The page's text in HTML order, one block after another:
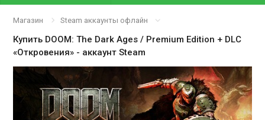
Магазин Steam аккаунты офлайн
Купить DOOM: The Dark Ages / Premium Edition + DLC
«Откровения» - аккаунт Steam